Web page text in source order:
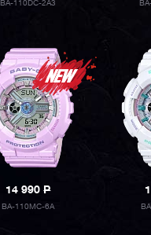
BA-110DC-2A3
14 990P
BA-110MC-6A